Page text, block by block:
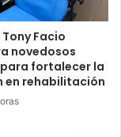
Facio
novedosos
fortalecer la
en rehabilitación